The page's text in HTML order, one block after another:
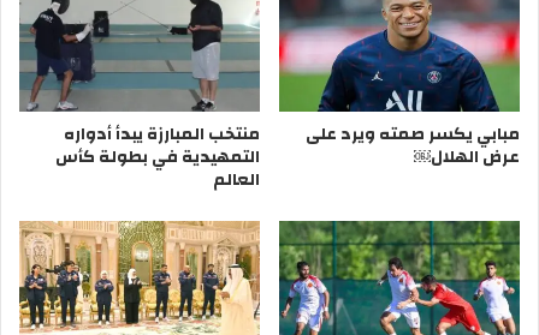
ولفت إلى أن كأس السوبر للموسم ذاته ستقام بمشاركة 4 فرق
هم أبطال الدوري الممتاز والأولى وكأسا الأمير وولي العهد.
مبابي يكسر صمته ويرد على
عرض الهلال￼
منتخب المبارزة يبدأ أدواره
التمهيدية في بطولة كأس
العالم